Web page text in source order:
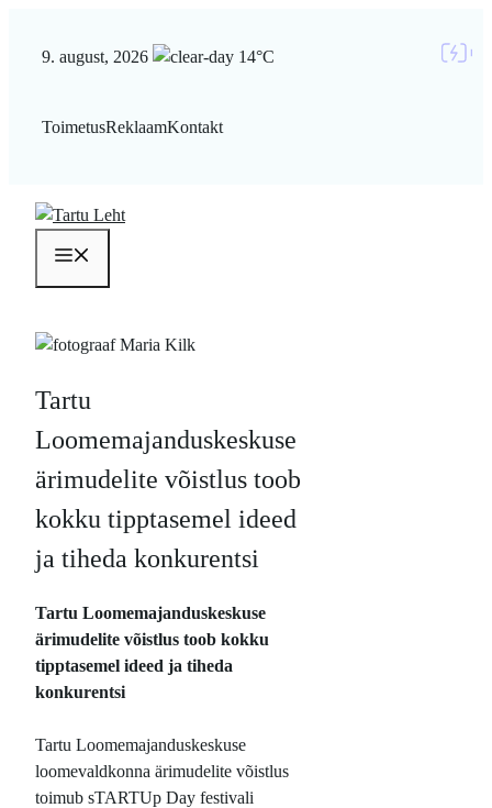
9. august, 2026 14°C
ToimetusReklaamKontakt
Tartu
Loomemajanduskeskuse
ärimudelite võistlus toob
kokku tipptasemel ideed
ja tiheda konkurentsi
Tartu Loomemajanduskeskuse
ärimudelite võistlus toob kokku
tipptasemel ideed ja tiheda
konkurentsi
Tartu Loomemajanduskeskuse
loomevaldkonna ärimudelite võistlus
toimub sTARTUp Day festivali